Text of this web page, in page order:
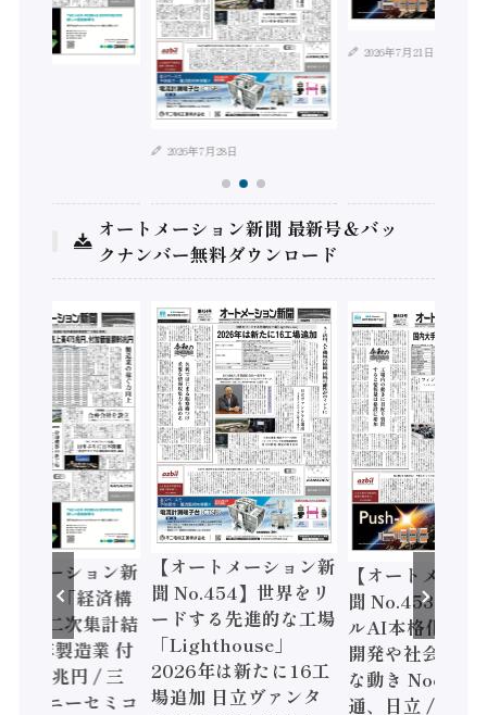
2026年7月28日
2026年7月21日
オートメーション新聞 最新号＆バッ
クナンバー無料ダウンロード
トメーション新
】「経済構
調査二次集計結
年製造業 付
額86兆円 / 三
とソニーセミコ
【オートメーション新
聞 No.454】世界をリ
ードする先進的な工場
「Lighthouse」
2026年は新たに16工
場追加 日立ヴァンタ
【オートメーシ
聞 No.453】フ
ルAI本格化へ
開発や社会実装
な動き Noetra
通、日立 / 兵神